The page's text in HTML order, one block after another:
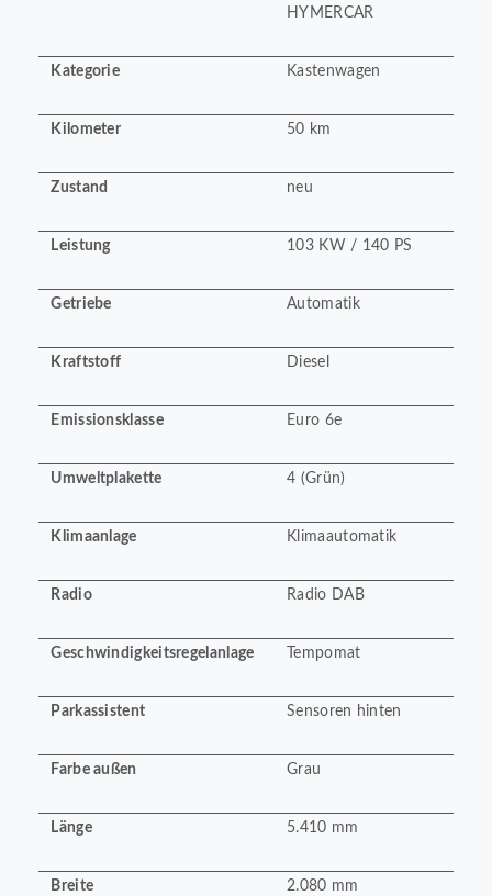
HYMERCAR
Kategorie Kastenwagen
Kilometer 50 km
Zustand neu
Leistung 103 KW / 140 PS
Getriebe Automatik
Kraftstoff Diesel
Emissionsklasse Euro 6e
Umweltplakette 4 (Grün)
Klimaanlage Klimaautomatik
Radio Radio DAB
Geschwindigkeitsregelanlage Tempomat
Parkassistent Sensoren hinten
Farbe außen Grau
Länge 5.410 mm
Breite 2.080 mm